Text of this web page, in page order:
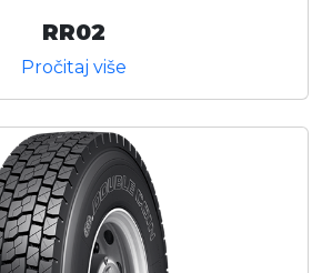
RR02
Pročitaj više